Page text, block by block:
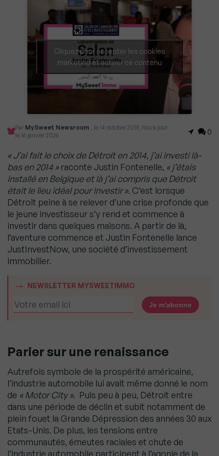
Cliquez pour accepter les cookies
marketing et activer ce contenu
Par MySweet Newsroom , le 14 octobre 2019, mis à jour
le 16 janvier 2026
0
« J’ai fait le choix de Détroit en 2014, j’ai investi là-
bas en 2014 »raconte Justin Fontenelle, « j’étais
installé en Belgique et là j’ai compris que Détroit
était le lieu idéal pour investir ». C’est lorsque
Détroit peine à se relever d’une crise profonde que
le jeune investisseur s’y rend et commence à
investir dans quelques maisons. A partir de là,
l’aventure commence et Justin Fontenelle lance
JustInvestNow, une société d’investissement
immobilier.
NEWSLETTER MYSWEETIMMO
Parier sur une renaissance
Autrefois symbole de la prospérité américaine,
l’industrie automobile lui avait même donné le nom
de « Motor City ». Puis peu à peu, Détroit entre
dans une période de déclin et subit notamment de
plein fouet la Grande Dépression des années 30 aux
Etats-Unis. De plus, les tensions entre
communautés, émeutes raciales et chute de
l’industrie automobile participent à l’agonie de la